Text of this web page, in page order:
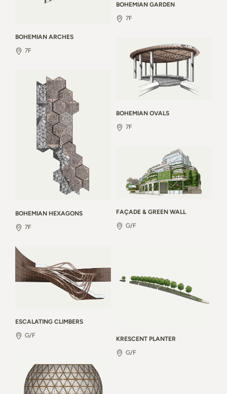
BOHEMIAN ARCHES
7F
BOHEMIAN GARDEN
7F
BOHEMIAN HEXAGONS
7F
BOHEMIAN OVALS
7F
ESCALATING CLIMBERS
G/F
FAÇADE & GREEN WALL
G/F
KRESCENT PLANTER
G/F